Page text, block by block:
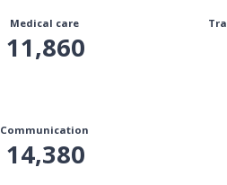
Medical care
11,860
Communication
14,380